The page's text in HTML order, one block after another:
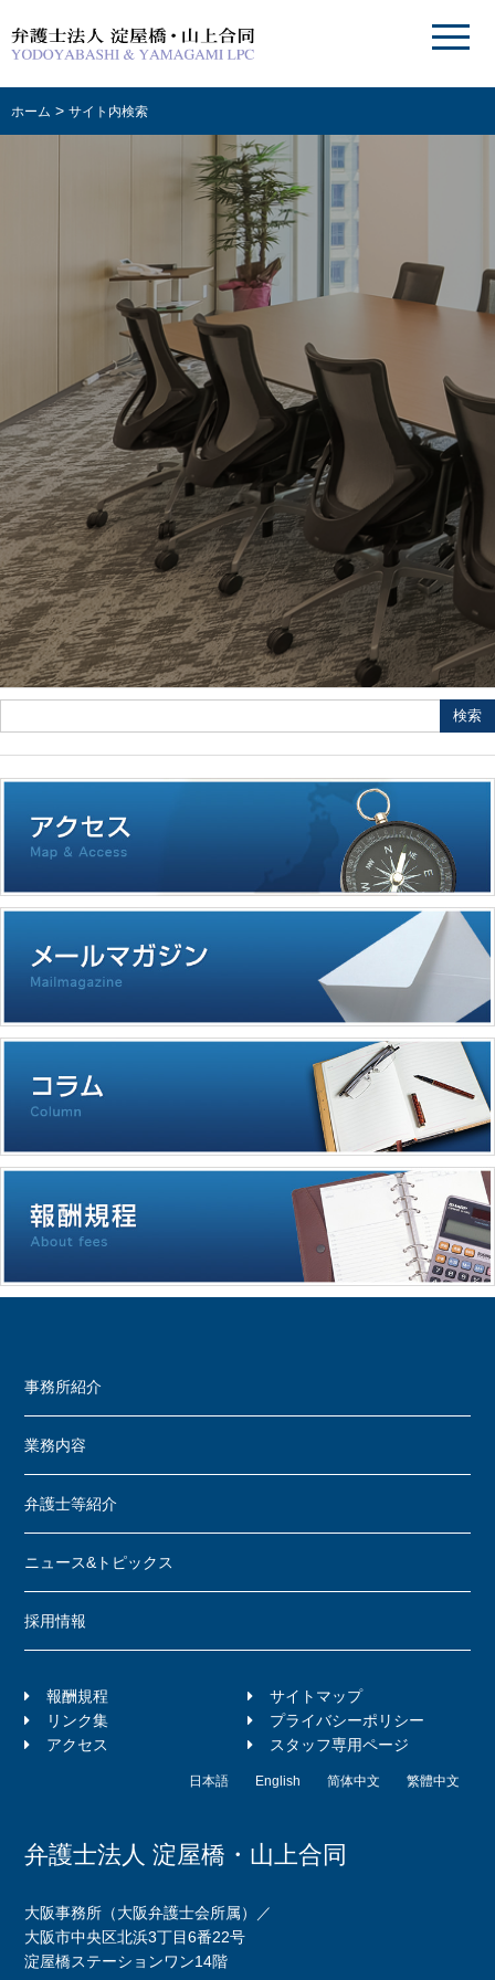
ホーム > サイト内検索
事務所紹介
業務内容
弁護士等紹介
ニュース&トピックス
採用情報
報酬規程
サイトマップ
リンク集
プライバシーポリシー
アクセス
スタッフ専用ページ
日本語 English 简体中文 繁體中文
弁護士法人 淀屋橋・山上合同
大阪事務所（大阪弁護士会所属）／
大阪市中央区北浜3丁目6番22号
淀屋橋ステーションワン14階